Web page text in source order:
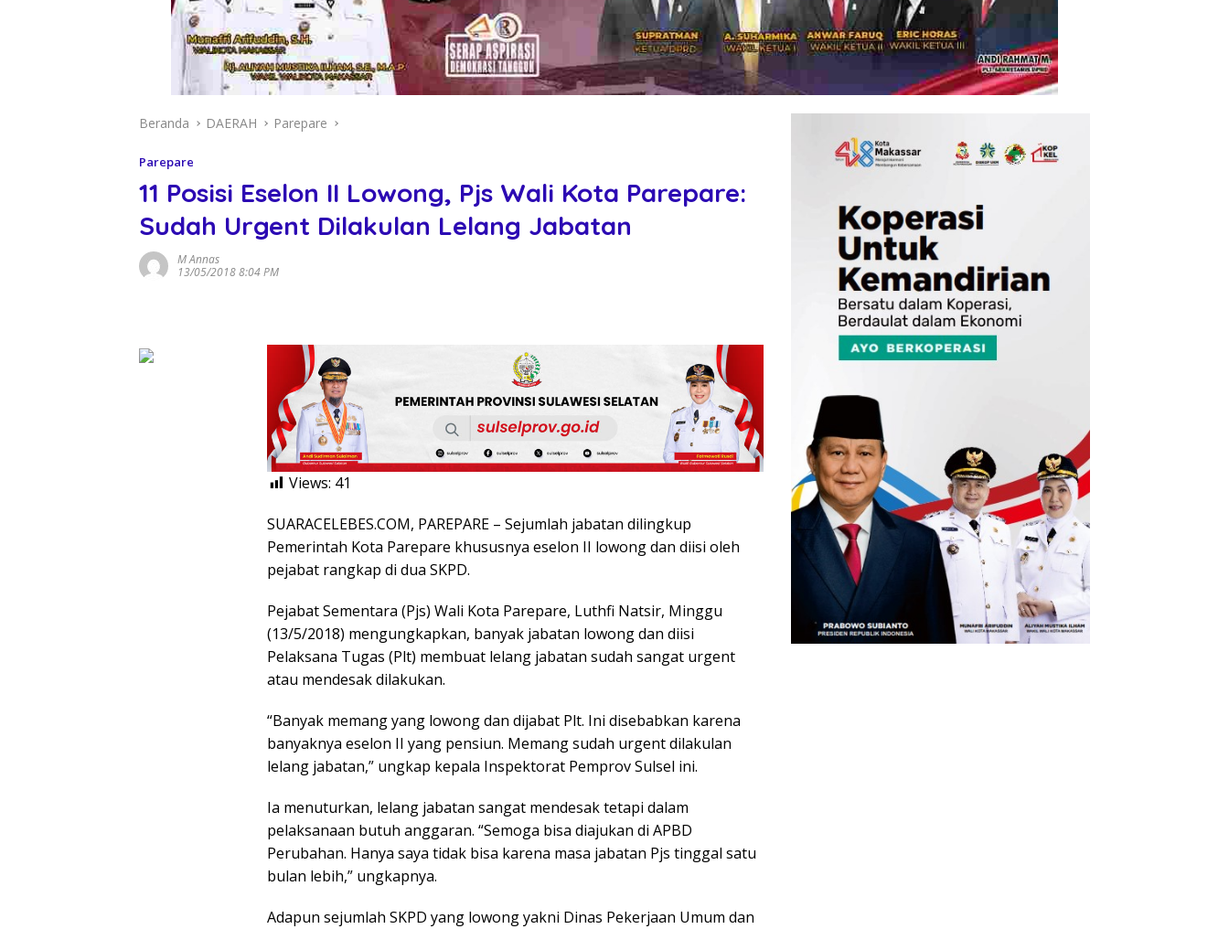
Beranda DAERAH Parepare
Parepare
11 Posisi Eselon II Lowong, Pjs Wali Kota Parepare:
Sudah Urgent Dilakulan Lelang Jabatan
M Annas
13/05/2018 8:04 PM
Views: 41
SUARACELEBES.COM, PAREPARE – Sejumlah jabatan dilingkup
Pemerintah Kota Parepare khususnya eselon II lowong dan diisi oleh
pejabat rangkap di dua SKPD.
Pejabat Sementara (Pjs) Wali Kota Parepare, Luthfi Natsir, Minggu
(13/5/2018) mengungkapkan, banyak jabatan lowong dan diisi
Pelaksana Tugas (Plt) membuat lelang jabatan sudah sangat urgent
atau mendesak dilakukan.
“Banyak memang yang lowong dan dijabat Plt. Ini disebabkan karena
banyaknya eselon II yang pensiun. Memang sudah urgent dilakulan
lelang jabatan,” ungkap kepala Inspektorat Pemprov Sulsel ini.
Ia menuturkan, lelang jabatan sangat mendesak tetapi dalam
pelaksanaan butuh anggaran. “Semoga bisa diajukan di APBD
Perubahan. Hanya saya tidak bisa karena masa jabatan Pjs tinggal satu
bulan lebih,” ungkapnya.
Adapun sejumlah SKPD yang lowong yakni Dinas Pekerjaan Umum dan